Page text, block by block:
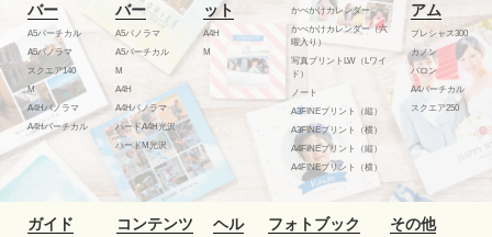
バー
A5バーチカル
A5パノラマ
スクエア140
M
A4Hパノラマ
A4Hバーチカル
バー
A5パノラマ
A5バーチカル
M
A4H
A4Hパノラマ
ハードA4H光沢
ハードM光沢
ット
A4H
M
かべかけカレンダー
かべかけカレンダー（六
曜入り）
写真プリントLW（Lワイ
ド）
ノート
A3FINEプリント（縦）
A3FINEプリント（横）
A4FINEプリント（縦）
A4FINEプリント（横）
アム
プレシャス300
カノン
バロン
A4バーチカル
スクエア250
ガイド コンテンツ
ヘル
フォトブック
その他